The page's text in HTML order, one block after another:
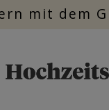
mit dem